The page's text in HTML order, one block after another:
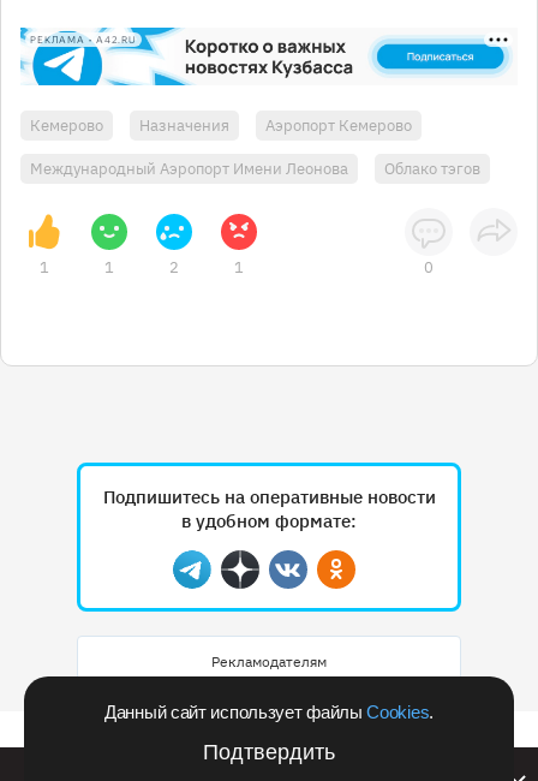
Данный сайт использует файлыCookies.
Подтвердить
РЕКЛАМА • A42.RU
Кемерово Назначения Аэропорт Кемерово
Международный Аэропорт Имени Леонова Облако тэгов
1 1 2 1 0
Подпишитесь на оперативные новости
в удобном формате:
Telegram
ДзенВконтактеОдноклассники
Рекламодателям
Билайн запустил в Кемеровской области акцию с